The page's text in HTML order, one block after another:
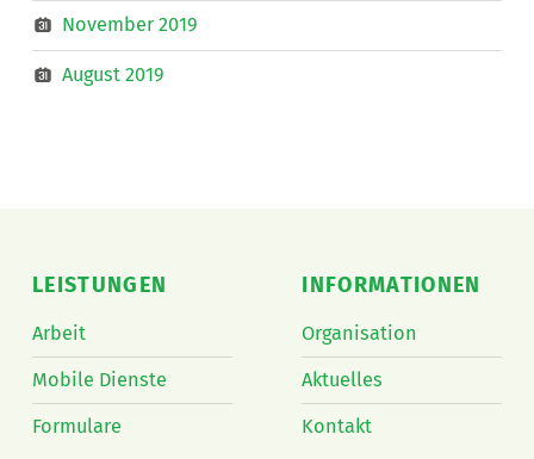
November 2019
August 2019
LEISTUNGEN
Arbeit
Mobile Dienste
Formulare
INFORMATIONEN
Organisation
Aktuelles
Kontakt